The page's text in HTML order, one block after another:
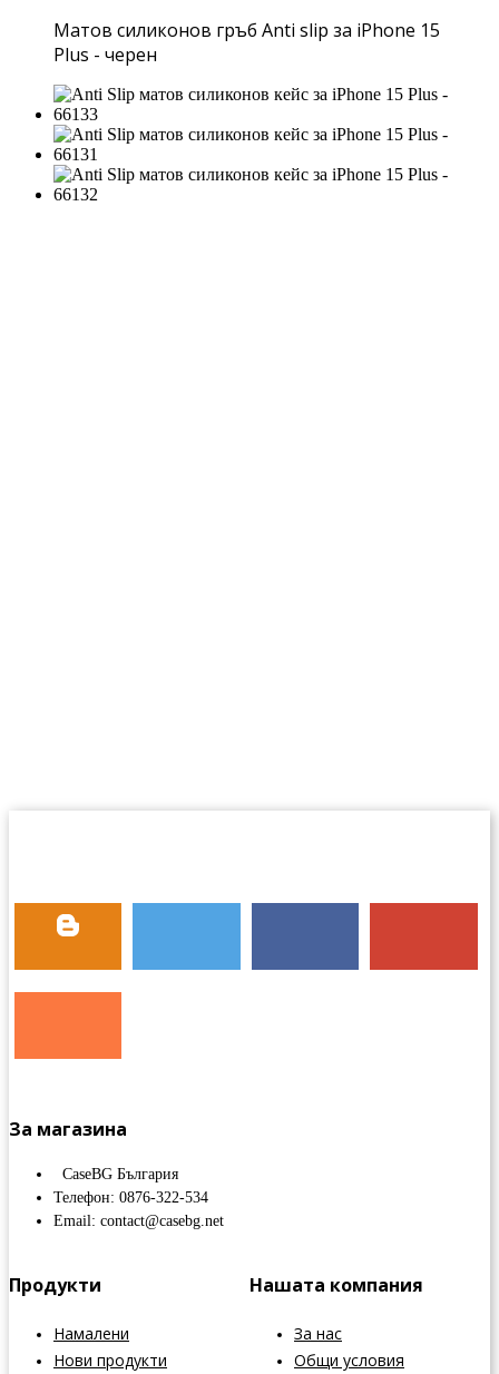
Матов силиконов гръб Anti slip за iPhone 15
Plus - черен
За магазина
CaseBG България
Телефон: 0876-322-534
Email: contact@casebg.net
Продукти
Намалени
Нови продукти
Нашата компания
За нас
Общи условия